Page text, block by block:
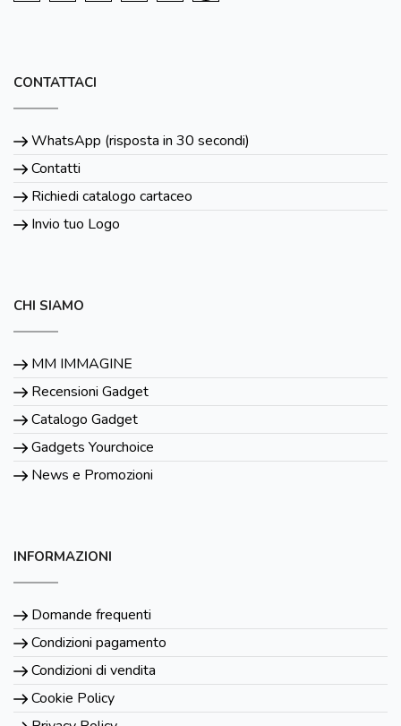
CONTATTACI
WhatsApp (risposta in 30 secondi)
Contatti
Richiedi catalogo cartaceo
Invio tuo Logo
CHI SIAMO
MM IMMAGINE
Recensioni Gadget
Catalogo Gadget
Gadgets Yourchoice
News e Promozioni
INFORMAZIONI
Domande frequenti
Condizioni pagamento
Condizioni di vendita
Cookie Policy